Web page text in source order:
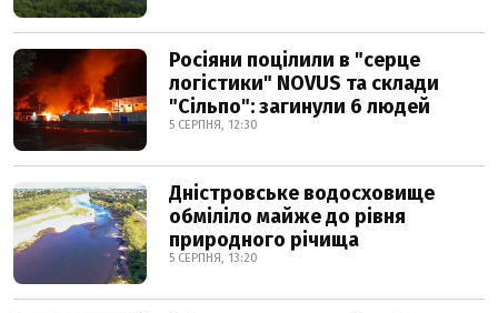
Росіяни поцілили в "серце
логістики" NOVUS та склади
"Сільпо": загинули 6 людей
5 СЕРПНЯ, 12:30
Дністровське водосховище
обміліло майже до рівня
природного річища
5 СЕРПНЯ, 13:20